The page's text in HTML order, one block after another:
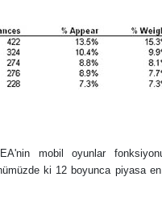
mobil oyunlar
ki 12 boyunca piyasa